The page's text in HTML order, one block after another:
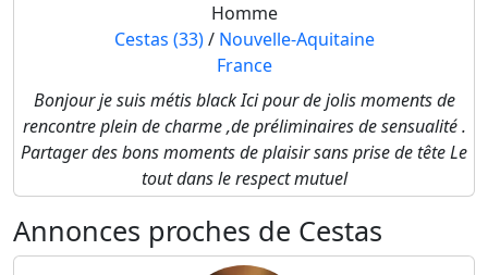
Homme
Cestas (33)/ Nouvelle-Aquitaine
France
Bonjour je suis métis black Ici pour de jolis moments de
rencontre plein de charme ,de préliminaires de sensualité .
Partager des bons moments de plaisir sans prise de tête Le
tout dans le respect mutuel
Annonces proches de Cestas